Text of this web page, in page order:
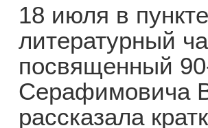
18 июля в
литературный
посвященный
Серафимовича
рассказала